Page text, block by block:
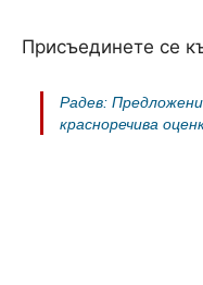
Присъединете се
Радев:
красноречива